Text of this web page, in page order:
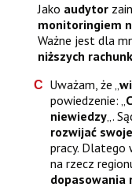
Jako audytor
monitoringiem
Ważne jest dla
niższych
Uważam, że „
powiedzenie: „
niewiedzy„.
rozwijać
pracy. Dlatego
na rzecz
dopasowania